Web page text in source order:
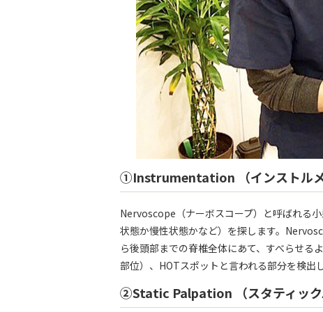
①Instrumentation （インストルメ
Nervoscope（ナーボスコープ）と呼ばれる
状態か慢性状態かなど）を探します。
ら後頭部までの脊椎全体にあて、すべらせる
部位）、HOTスポットと言われる部分を検出
②Static Palpation （スタティック